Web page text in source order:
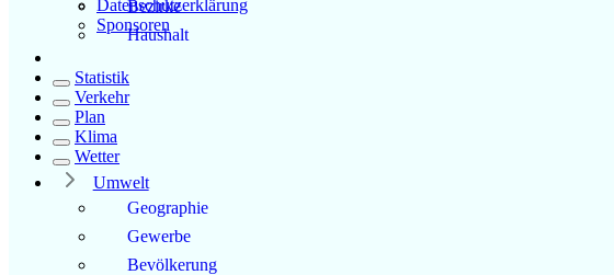
Datenschutzerklärung
Sponsoren
Bezirke
Haushalt
Statistik
Verkehr
Plan
Klima
Wetter
Umwelt
Geographie
Gewerbe
Bevölkerung